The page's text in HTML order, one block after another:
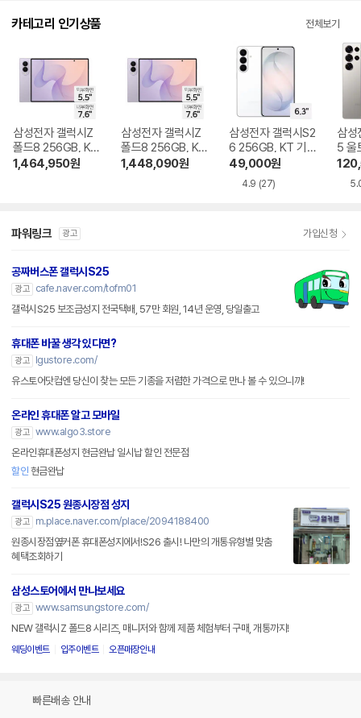
카테고리 인기상품 전체보기
삼성전자 갤럭시Z
폴드8 256GB, KT
기기변경 완납
1,464,950원
삼성전자 갤럭시Z
폴드8 256GB, KT
번호이동 완납
1,448,090원
삼성전자 갤럭시S2
6 256GB, KT 기기
변경 완납
49,000원
4.9 (27)
삼성
5 울
KT
파워링크 광고 가입신청
공짜버스폰 갤럭시S25
광고
cafe.naver.com/tofm01
갤럭시S25 보조금성지 전국택배, 57만 회원, 14년 운영, 당일출고
휴대폰 바꿀 생각 있다면?
광고
lgustore.com/
유스토어닷컴엔 당신이 찾는 모든 기종을 저렴한 가격으로 만나 볼 수 있으니까!
온라인 휴대폰 알고 모바일
광고 www.algo3.store
온라인휴대폰성지 현금완납 일시납 할인 전문점
할인 현금완납
갤럭시S25 원종시장점 성지
광고
m.place.naver.com/place/2094188400
원종시장점옆커폰 휴대폰성지에서!S26 출시! 나만의 개통유형별 맞춤
혜택조회하기
삼성스토어에서 만나보세요
광고 www.samsungstore.com/
NEW 갤럭시Z 폴드8 시리즈, 매니저와 함께 제품 체험부터 구매, 개통까지!
웨딩이벤트 입주이벤트 오픈매장안내
빠른배송 안내